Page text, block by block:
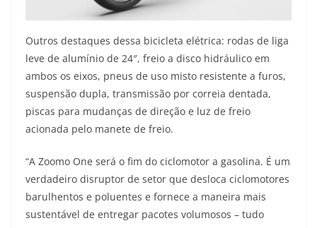
Outros destaques dessa bicicleta elétrica: rodas de liga
leve de alumínio de 24″, freio a disco hidráulico em
ambos os eixos, pneus de uso misto resistente a furos,
suspensão dupla, transmissão por correia dentada,
piscas para mudanças de direção e luz de freio
acionada pelo manete de freio.
“A Zoomo One será o fim do ciclomotor a gasolina. É um
verdadeiro disruptor de setor que desloca ciclomotores
barulhentos e poluentes e fornece a maneira mais
sustentável de entregar pacotes volumosos – tudo